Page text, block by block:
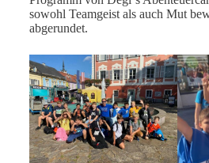
sowohl Teamgeist als auch Mut
abgerundet.